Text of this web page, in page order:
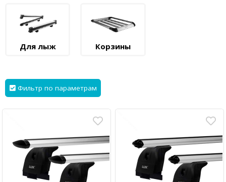
Для лыж Корзины
Фильтр по параметрам